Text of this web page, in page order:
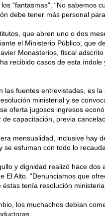
“fantasmas”. “No sabemos
debe tener más personal
que abren uno o dos
el Ministerio Público, que
Monasterios, fiscal
recibido casos de esta
fuentes entrevistadas, es
ministerial y se
oferta jugosos ingresos
capacitación, previa
mensualidad, inclusive hay
esfuman con todo lo
y dignidad realizó hace dos
Alto. “Denunciamos que
tenía resolución
los muchachos debían